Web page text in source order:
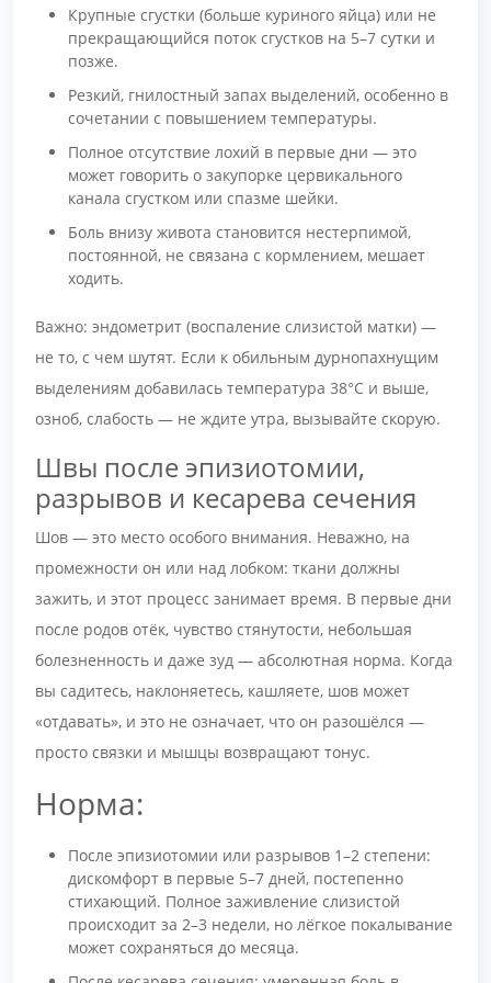
Крупные сгустки (больше куриного яйца) или не
прекращающийся поток сгустков на 5–7 сутки и
позже.
Резкий, гнилостный запах выделений, особенно в
сочетании с повышением температуры.
Полное отсутствие лохий в первые дни — это
может говорить о закупорке цервикального
канала сгустком или спазме шейки.
Боль внизу живота становится нестерпимой,
постоянной, не связана с кормлением, мешает
ходить.
Важно: эндометрит (воспаление слизистой матки) —
не то, с чем шутят. Если к обильным дурнопахнущим
выделениям добавилась температура 38°C и выше,
озноб, слабость — не ждите утра, вызывайте скорую.
Швы после эпизиотомии,
разрывов и кесарева сечения
Шов — это место особого внимания. Неважно, на
промежности он или над лобком: ткани должны
зажить, и этот процесс занимает время. В первые дни
после родов отёк, чувство стянутости, небольшая
болезненность и даже зуд — абсолютная норма. Когда
вы садитесь, наклоняетесь, кашляете, шов может
«отдавать», и это не означает, что он разошёлся —
просто связки и мышцы возвращают тонус.
Норма:
После эпизиотомии или разрывов 1–2 степени:
дискомфорт в первые 5–7 дней, постепенно
стихающий. Полное заживление слизистой
происходит за 2–3 недели, но лёгкое покалывание
может сохраняться до месяца.